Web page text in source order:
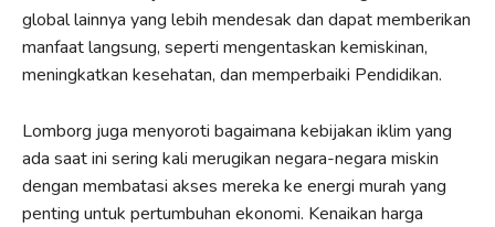
global lainnya yang lebih mendesak dan dapat memberikan
manfaat langsung, seperti mengentaskan kemiskinan,
meningkatkan kesehatan, dan memperbaiki Pendidikan.
Lomborg juga menyoroti bagaimana kebijakan iklim yang
ada saat ini sering kali merugikan negara-negara miskin
dengan membatasi akses mereka ke energi murah yang
penting untuk pertumbuhan ekonomi. Kenaikan harga